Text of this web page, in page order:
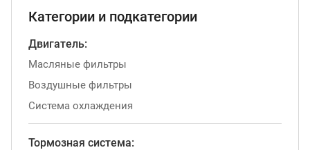
Категории и подкатегории
Двигатель:
Масляные фильтры
Воздушные фильтры
Система охлаждения
Тормозная система: